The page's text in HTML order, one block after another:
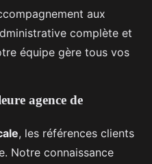
aux
complète et
équipe gère tous vos
agence de
, les références clients
Notre connaissance